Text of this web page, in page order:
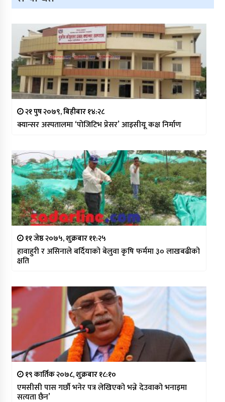
२१ पुष २०७९, बिहीबार १४:२८
क्यान्सर अस्पतालमा ‘पोजिटिभ प्रेसर’ आइसीयू कक्ष निर्माण
११ जेष्ठ २०७५, शुक्रबार ११:२५
हावाहुरी र असिनाले बर्दियाको बेलुवा कृषि फर्ममा ३० लाखबढीको
क्षति
१९ कार्तिक २०७८, शुक्रबार १८:१०
एमसीसी पास गर्छौ भनेर पत्र लेखिएको भन्ने देउवाको भनाइमा
सत्यता छैन’